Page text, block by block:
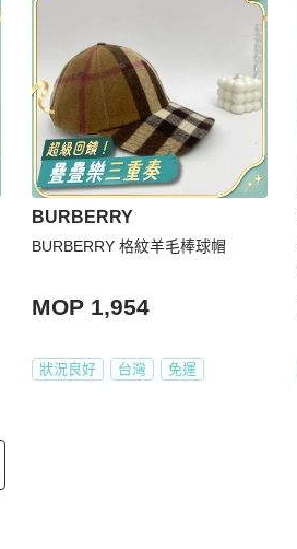
BURBERRY
BURBERRY 格紋羊毛棒球帽
MOP 1,954
狀況良好 台灣 免運